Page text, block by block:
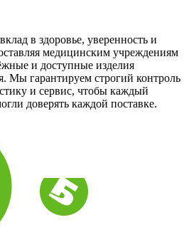
в здоровье, уверенность и
медицинским учреждениям
и доступные изделия
Мы гарантируем строгий контроль
и сервис, чтобы каждый
доверять каждой поставке.